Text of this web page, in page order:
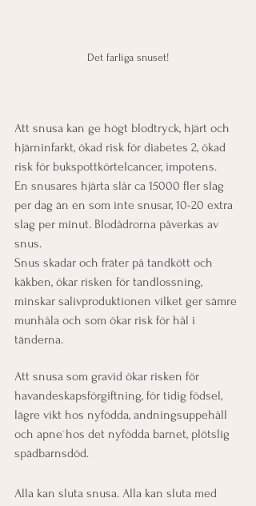
Det farliga snuset!
Att snusa kan ge högt blodtryck, hjärt och
hjärninfarkt, ökad risk för diabetes 2, ökad
risk för bukspottkörtelcancer, impotens.
En snusares hjärta slår ca 15000 fler slag
per dag än en som inte snusar, 10-20 extra
slag per minut. Blodådrorna påverkas av
snus.
Snus skadar och fräter på tandkött och
käkben, ökar risken för tandlossning,
minskar salivproduktionen vilket ger sämre
munhåla och som ökar risk för hål i
tänderna.
Att snusa som gravid ökar risken för
havandeskapsförgiftning, för tidig födsel,
lägre vikt hos nyfödda, andningsuppehåll
och apne`hos det nyfödda barnet, plötslig
spädbarnsdöd.
Alla kan sluta snusa. Alla kan sluta med